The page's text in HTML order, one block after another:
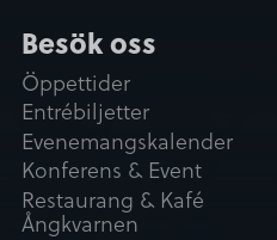
Besök oss
Öppettider
Entrébiljetter
Evenemangskalender
Konferens & Event
Restaurang & Kafé
Ångkvarnen